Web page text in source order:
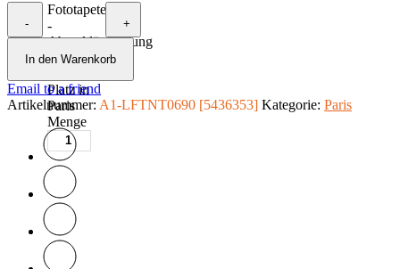
-
Fototapete
-
Abenddämmerung
über
Platz in
Paris
Menge
+
In den Warenkorb
Email to a friend
Artikelnummer: A1-LFTNT0690 [5436353] Kategorie: Paris